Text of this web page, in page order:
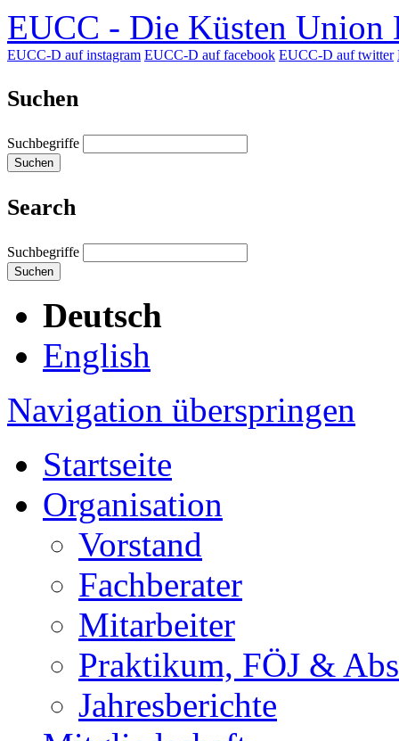
EUCC - Die Küsten Union
EUCC-D auf instagram EUCC-D auf facebook EUCC-D auf twitter
Suchen
Suchbegriffe
Suchen
Search
Suchbegriffe
Suchen
Deutsch
English
Navigation überspringen
Startseite
Organisation
Vorstand
Fachberater
Mitarbeiter
Praktikum, FÖJ &
Jahresberichte